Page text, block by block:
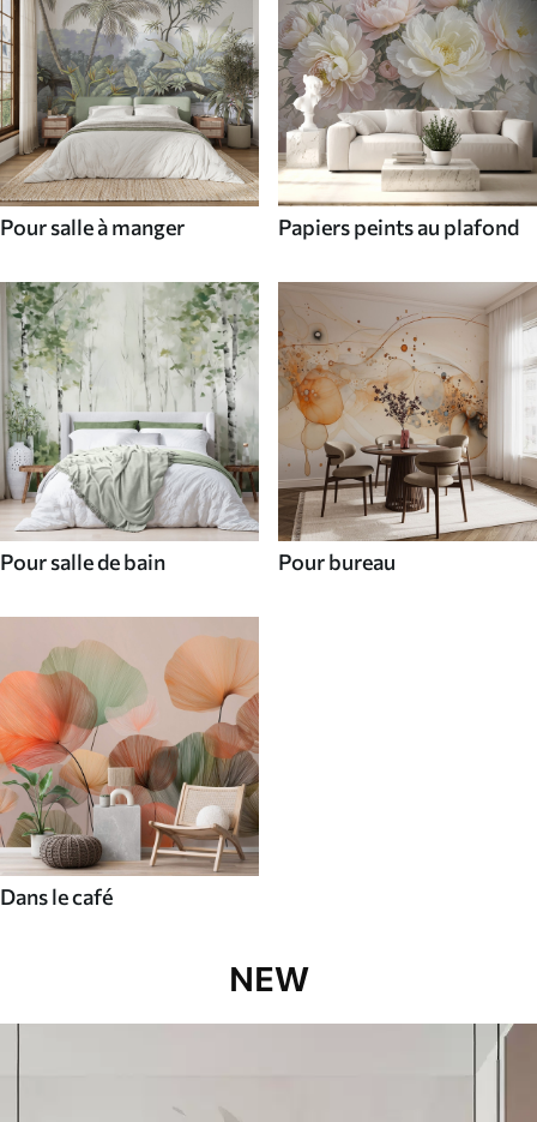
Pour salle à manger Papiers peints au plafond
Pour salle de bain Pour bureau
Dans le café
NEW